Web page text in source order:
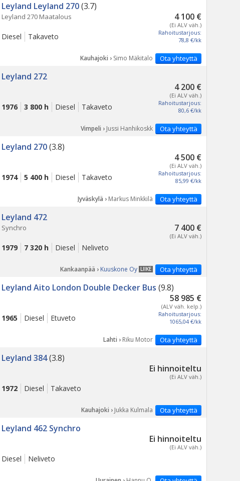
Leyland Leyland 270(3.7)
4 100 €
(Ei ALV väh.)
Rahoitustarjous:
78,8 €/kk
Leyland 270 Maatalous
Diesel Takaveto
Ota yhteyttä
Kauhajoki › Simo Mäkitalo
Leyland 272
4 200 €
(Ei ALV väh.)
Rahoitustarjous:
80,6 €/kk
1976 3 800 h Diesel Takaveto
Ota yhteyttä
Vimpeli › Jussi Hanhikoskk
Leyland 270(3.8)
4 500 €
(Ei ALV väh.)
Rahoitustarjous:
85,99 €/kk
1974 5 400 h Diesel Takaveto
Ota yhteyttä
Jyväskylä › Markus Minkkilä
Leyland 472
7 400 €
(Ei ALV väh.)
Synchro
1979 7 320 h Diesel Neliveto
Ota yhteyttä
LIIKE
Kankaanpää › Kuuskone Oy
Leyland Aito London Double Decker Bus (9.8)
58 985 €
(ALV väh. kelp.)
Rahoitustarjous:
1065,04 €/kk
1965 Diesel Etuveto
Ota yhteyttä
Lahti › Riku Motor
Leyland 384(3.8)
Ei hinnoiteltu
(Ei ALV väh.)
1972 Diesel Takaveto
Ota yhteyttä
Kauhajoki › Jukka Kulmala
Leyland 462 Synchro
Ei hinnoiteltu
(Ei ALV väh.)
Diesel Neliveto